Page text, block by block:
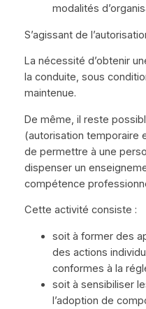
modalités
S’agissant de
La nécessité d’obtenir
la conduite, sous
maintenue.
De même, il reste
(autorisation temporaire
de permettre à une
dispenser un
compétence
Cette activité consiste :
soit à former des
des actions
conformes à la
soit à sensibiliser
l’adoption de